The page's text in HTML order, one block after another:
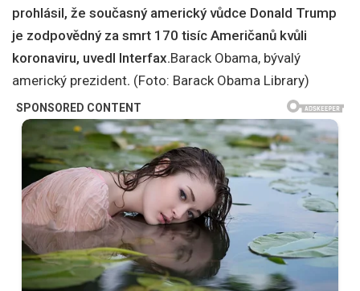
prohlásil, že současný americký vůdce Donald Trump
je zodpovědný za smrt 170 tisíc Američanů kvůli
koronaviru, uvedl Interfax.Barack Obama, bývalý
americký prezident. (Foto: Barack Obama Library)